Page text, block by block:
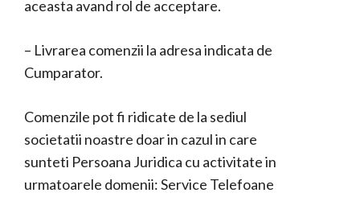
aceasta avand rol de acceptare.
– Livrarea comenzii la adresa indicata de
Cumparator.
Comenzile pot fi ridicate de la sediul
societatii noastre doar in cazul in care
sunteti Persoana Juridica cu activitate in
urmatoarele domenii: Service Telefoane